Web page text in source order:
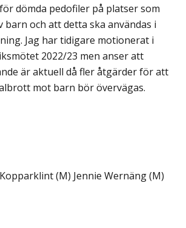
dömda pedofiler på platser som
barn och att detta ska användas i
Jag har tidigare motionerat i
2022/23 men anser att
är aktuell då fler åtgärder för att
mot barn bör övervägas.
(M) Jennie Wernäng (M)